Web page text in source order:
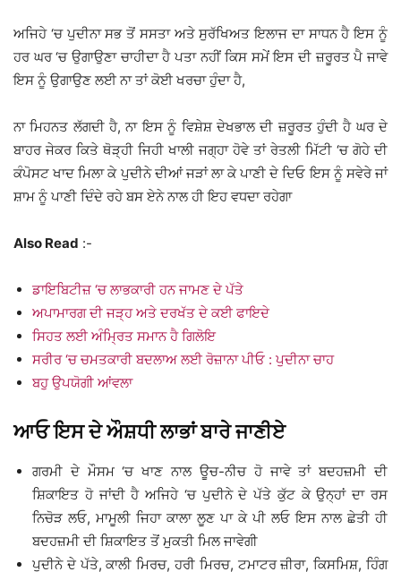
ਅਜਿਹੇ ‘ਚ ਪੁਦੀਨਾ ਸਭ ਤੋਂ ਸਸਤਾ ਅਤੇ ਸੁਰੱਖਿਅਤ ਇਲਾਜ ਦਾ ਸਾਧਨ ਹੈ ਇਸ ਨੂੰ
ਹਰ ਘਰ ‘ਚ ਉਗਾਉਣਾ ਚਾਹੀਦਾ ਹੈ ਪਤਾ ਨਹੀਂ ਕਿਸ ਸਮੇਂ ਇਸ ਦੀ ਜ਼ਰੂਰਤ ਪੈ ਜਾਵੇ
ਇਸ ਨੂੰ ਉਗਾਉਣ ਲਈ ਨਾ ਤਾਂ ਕੋਈ ਖਰਚਾ ਹੁੰਦਾ ਹੈ,
ਨਾ ਮਿਹਨਤ ਲੱਗਦੀ ਹੈ, ਨਾ ਇਸ ਨੂੰ ਵਿਸ਼ੇਸ਼ ਦੇਖਭਾਲ ਦੀ ਜ਼ਰੂਰਤ ਹੁੰਦੀ ਹੈ ਘਰ ਦੇ
ਬਾਹਰ ਜੇਕਰ ਕਿਤੇ ਥੋੜ੍ਹੀ ਜਿਹੀ ਖਾਲੀ ਜਗ੍ਹਾ ਹੋਵੇ ਤਾਂ ਰੇਤਲੀ ਮਿੱਟੀ ‘ਚ ਗੋਹੇ ਦੀ
ਕੰਪੋਸਟ ਖਾਦ ਮਿਲਾ ਕੇ ਪੁਦੀਨੇ ਦੀਆਂ ਜੜਾਂ ਲਾ ਕੇ ਪਾਣੀ ਦੇ ਦਿਓ ਇਸ ਨੂੰ ਸਵੇਰੇ ਜਾਂ
ਸ਼ਾਮ ਨੂੰ ਪਾਣੀ ਦਿੰਦੇ ਰਹੇ ਬਸ ਏਨੇ ਨਾਲ ਹੀ ਇਹ ਵਧਦਾ ਰਹੇਗਾ
Also Read :-
ਡਾਇਬਿਟੀਜ਼ ‘ਚ ਲਾਭਕਾਰੀ ਹਨ ਜਾਮਣ ਦੇ ਪੱਤੇ
ਅਪਾਮਾਰਗ ਦੀ ਜੜ੍ਹ ਅਤੇ ਦਰਖੱਤ ਦੇ ਕਈ ਫਾਇਦੇ
ਸਿਹਤ ਲਈ ਅੰਮ੍ਰਿਤ ਸਮਾਨ ਹੈ ਗਿਲੋਇ
ਸਰੀਰ ‘ਚ ਚਮਤਕਾਰੀ ਬਦਲਾਅ ਲਈ ਰੋਜ਼ਾਨਾ ਪੀਓ : ਪੁਦੀਨਾ ਚਾਹ
ਬਹੁ ਉਪਯੋਗੀ ਆਂਵਲਾ
ਆਓ ਇਸ ਦੇ ਔਸ਼ਧੀ ਲਾਭਾਂ ਬਾਰੇ ਜਾਣੀਏ
ਗਰਮੀ ਦੇ ਮੌਸਮ ‘ਚ ਖਾਣ ਨਾਲ ਊਚ-ਨੀਚ ਹੋ ਜਾਵੇ ਤਾਂ ਬਦਹਜ਼ਮੀ ਦੀ
ਸ਼ਿਕਾਇਤ ਹੋ ਜਾਂਦੀ ਹੈ ਅਜਿਹੇ ‘ਚ ਪੁਦੀਨੇ ਦੇ ਪੱਤੇ ਕੁੱਟ ਕੇ ਉਨ੍ਹਾਂ ਦਾ ਰਸ
ਨਿਚੋੜ ਲਓ, ਮਾਮੂਲੀ ਜਿਹਾ ਕਾਲਾ ਲੂਣ ਪਾ ਕੇ ਪੀ ਲਓ ਇਸ ਨਾਲ ਛੇਤੀ ਹੀ
ਬਦਹਜ਼ਮੀ ਦੀ ਸ਼ਿਕਾਇਤ ਤੋਂ ਮੁਕਤੀ ਮਿਲ ਜਾਵੇਗੀ
ਪੁਦੀਨੇ ਦੇ ਪੱਤੇ, ਕਾਲੀ ਮਿਰਚ, ਹਰੀ ਮਿਰਚ, ਟਮਾਟਰ ਜ਼ੀਰਾ, ਕਿਸਮਿਸ਼, ਹਿੰਗ